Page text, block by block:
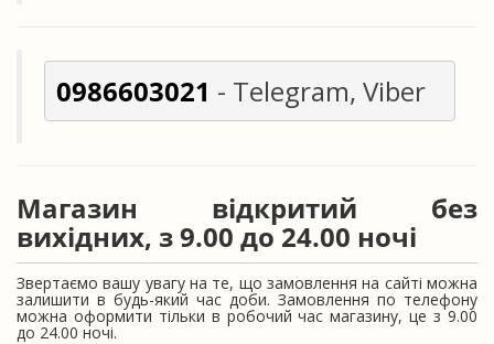
0986603021 - Telegram, Viber
Магазин відкритий без
вихідних, з 9.00 до 24.00 ночі
Звертаємо вашу увагу на те, що замовлення на сайті можна
залишити в будь-який час доби. Замовлення по телефону
можна оформити тільки в робочий час магазину, це з 9.00
до 24.00 ночі.